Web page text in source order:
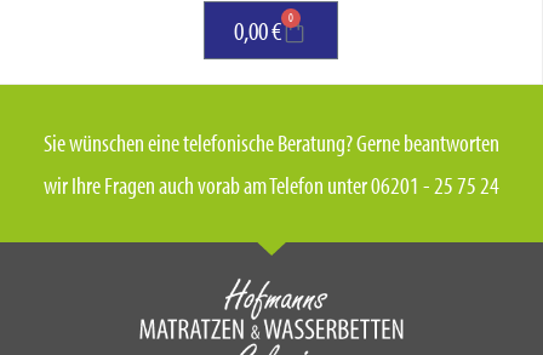
0,00€ 0
Sie wünschen eine telefonische Beratung? Gerne beantworten
wir Ihre Fragen auch vorab am Telefon unter 06201 - 25 75 24